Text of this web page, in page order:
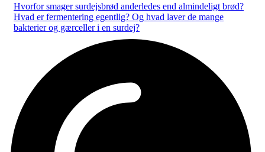
Hvorfor smager surdejsbrød anderledes end almindeligt brød?
Hvad er fermentering egentlig? Og hvad laver de mange
bakterier og gærceller i en surdej?